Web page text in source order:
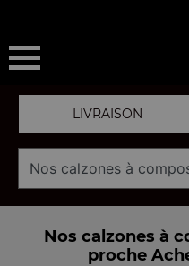
LIVRAISON
Nos calzones à
proche